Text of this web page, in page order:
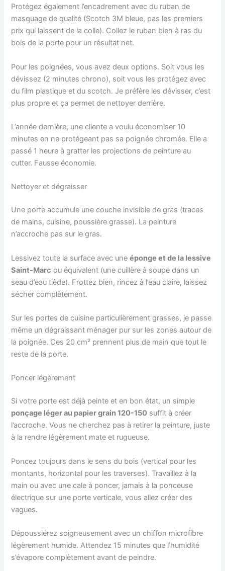
Protégez également l’encadrement avec du ruban de
masquage de qualité (Scotch 3M bleue, pas les premiers
prix qui laissent de la colle). Collez le ruban bien à ras du
bois de la porte pour un résultat net.
Pour les poignées, vous avez deux options. Soit vous les
dévissez (2 minutes chrono), soit vous les protégez avec
du film plastique et du scotch. Je préfère les dévisser, c’est
plus propre et ça permet de nettoyer derrière.
L’année dernière, une cliente a voulu économiser 10
minutes en ne protégeant pas sa poignée chromée. Elle a
passé 1 heure à gratter les projections de peinture au
cutter. Fausse économie.
Nettoyer et dégraisser
Une porte accumule une couche invisible de gras (traces
de mains, cuisine, poussière grasse). La peinture
n’accroche pas sur le gras.
Lessivez toute la surface avec uneéponge et de la lessive
Saint-Marc ou équivalent (une cuillère à soupe dans un
seau d’eau tiède). Frottez bien, rincez à l’eau claire, laissez
sécher complètement.
Sur les portes de cuisine particulièrement grasses, je passe
même un dégraissant ménager pur sur les zones autour de
la poignée. Ces 20 cm² prennent plus de main que tout le
reste de la porte.
Poncer légèrement
Si votre porte est déjà peinte et en bon état, un simple
ponçage léger au papier grain 120-150 suffit à créer
l’accroche. Vous ne cherchez pas à retirer la peinture, juste
à la rendre légèrement mate et rugueuse.
Poncez toujours dans le sens du bois (vertical pour les
montants, horizontal pour les traverses). Travaillez à la
main ou avec une cale à poncer, jamais à la ponceuse
électrique sur une porte verticale, vous allez créer des
vagues.
Dépoussiérez soigneusement avec un chiffon microfibre
légèrement humide. Attendez 15 minutes que l’humidité
s’évapore complètement avant de peindre.